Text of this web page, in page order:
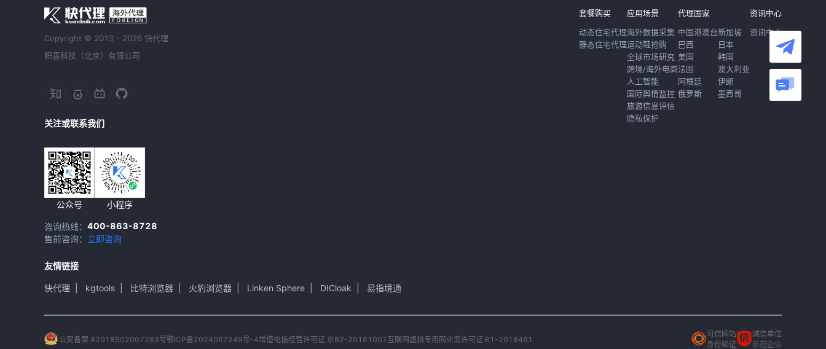
Copyright © 2013 - 2026 快代理
积善科技（北京）有限公司
关注或联系我们
公众号 小程序
咨询热线： 400-863-8728
售前咨询： 立即咨询
友情链接
快代理 kgtools 比特浏览器 火豹浏览器 Linken Sphere DICloak 易指境通
套餐购买
动态住宅代理
静态住宅代理
应用场景
海外数据采集
运动鞋抢购
全球市场研究
跨境/海外电商
人工智能
国际舆情监控
旅游信息评估
隐私保护
代理国家
中国港澳台
巴西
美国
法国
阿根廷
俄罗斯
新加坡
日本
韩国
澳大利亚
伊朗
墨西哥
资讯中心
资讯中心
公安备案 42018502007283号鄂ICP备2024067249号-4增值电信经营许可证 京B2-20181007互联网虚拟专用网业务许可证 B1-2018461
可信网站
身份验证
诚信单位
示范企业